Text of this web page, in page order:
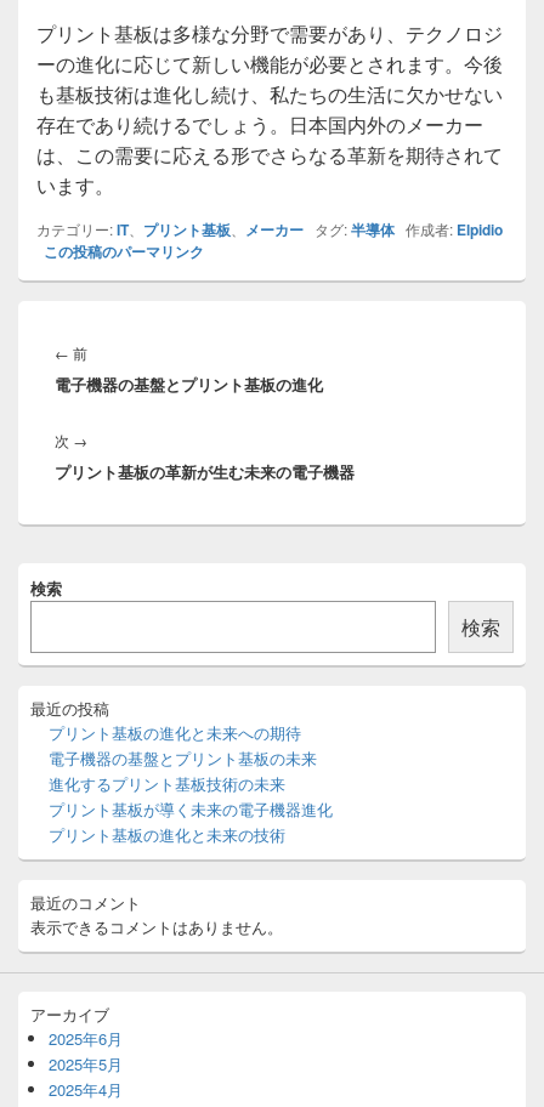
プリント基板は多様な分野で需要があり、テクノロジ
ーの進化に応じて新しい機能が必要とされます。今後
も基板技術は進化し続け、私たちの生活に欠かせない
存在であり続けるでしょう。日本国内外のメーカー
は、この需要に応える形でさらなる革新を期待されて
います。
カテゴリー:IT、 プリント基板 メーカー タグ:半導体作成者: Elpidio
この投稿のパーマリンク
稿
ナ
ゲ
ー
シ
← 前前
の
電子機器の基盤とプリント基板の進化
次 →
の
稿:
プリント基板の革新が生む未来の電子機器
イ
イ
バ
ト
リ
ア
検索
検索
最近の投稿
プリント基板の進化と未来への期待
電子機器の基盤とプリント基板の未来
進化するプリント基板技術の未来
プリント基板が導く未来の電子機器進化
プリント基板の進化と未来の技術
最近のコメント
表示できるコメントはありません。
アーカイブ
2025年6月
2025年5月
2025年4月